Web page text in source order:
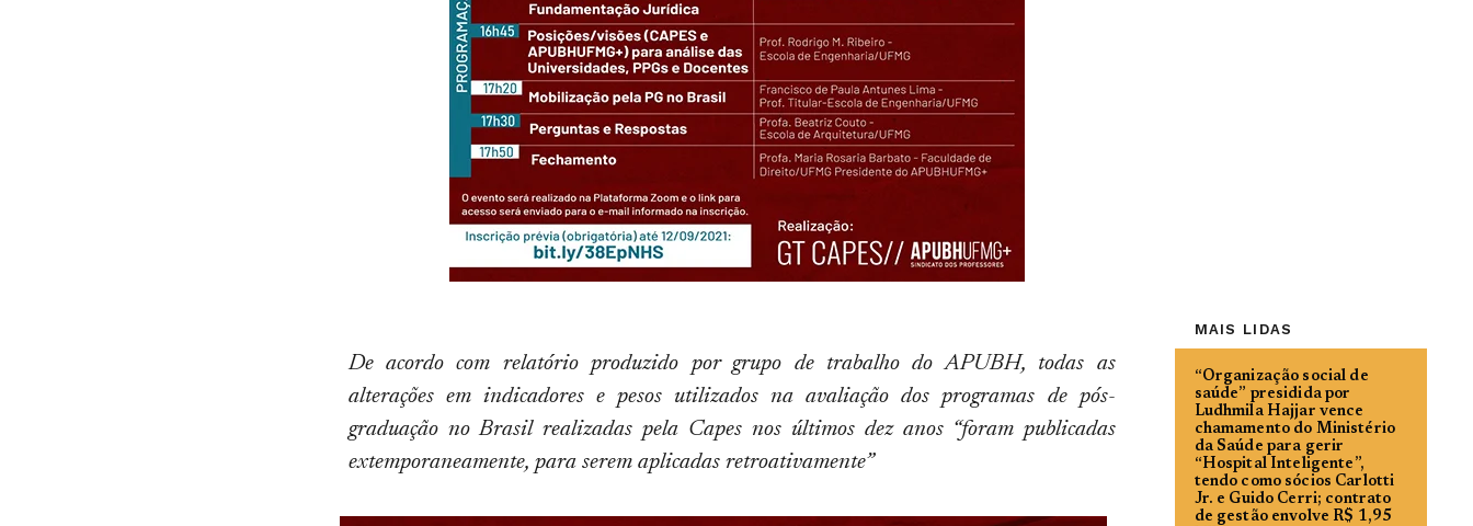
De acordo com relatório produzido por grupo de trabalho do APUBH, todas as
alterações em indicadores e pesos utilizados na avaliação dos programas de pós-
graduação no Brasil realizadas pela Capes nos últimos dez anos “foram publicadas
extemporaneamente, para serem aplicadas retroativamente”
MAIS LIDAS
“Organização social de
saúde” presidida por
Ludhmila Hajjar vence
chamamento do Ministério
da Saúde para gerir
“Hospital Inteligente”,
tendo como sócios Carlotti
Jr. e Guido Cerri; contrato
de gestão envolve R$ 1,95